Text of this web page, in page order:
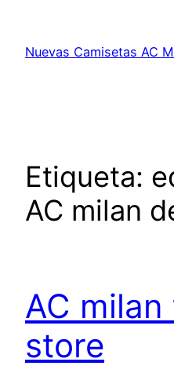
contenido
Nuevas Camisetas AC
Etiqueta:
AC milan
AC
store